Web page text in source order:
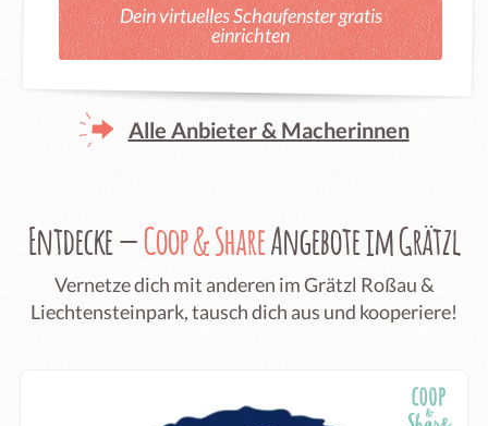
Dein virtuelles Schaufenster gratis
einrichten
Alle Anbieter & Macherinnen
Entdecke —Coop & ShareAngebote im Grätzl
Vernetze dich mit anderen im Grätzl Roßau &
Liechtensteinpark, tausch dich aus und kooperiere!